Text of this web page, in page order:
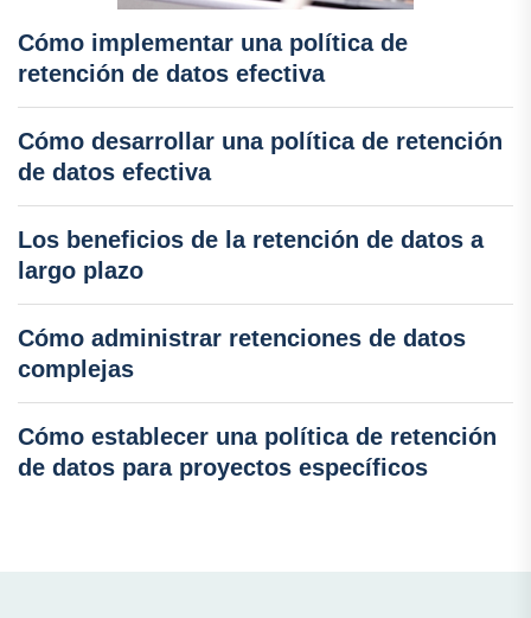
Cómo implementar una política de
retención de datos efectiva
Cómo desarrollar una política de retención
de datos efectiva
Los beneficios de la retención de datos a
largo plazo
Cómo administrar retenciones de datos
complejas
Cómo establecer una política de retención
de datos para proyectos específicos